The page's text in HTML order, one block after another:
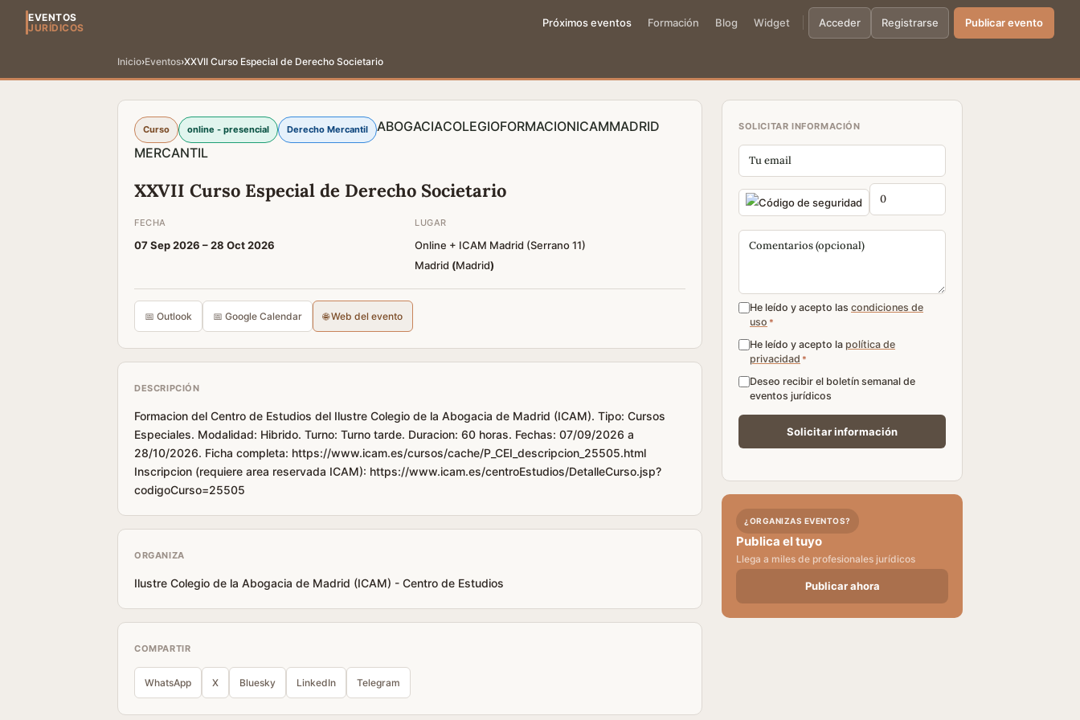
EVENTOS
JURÍDICOS
Próximos eventos Formación Blog Widget Acceder Registrarse Publicar evento
Inicio›Eventos›XXVII Curso Especial de Derecho Societario
Curso online - presencial Derecho Mercantil ABOGACIACOLEGIOFORMACIONICAMMADRID
MERCANTIL
XXVII Curso Especial de Derecho Societario
FECHA
07 Sep 2026 –28 Oct 2026
LUGAR
Online + ICAM Madrid (Serrano 11)
Madrid (Madrid)
📅 Outlook 📅 Google Calendar 🌐 Web del evento
DESCRIPCIÓN
Formacion del Centro de Estudios del Ilustre Colegio de la Abogacia de Madrid (ICAM). Tipo: Cursos
Especiales. Modalidad: Hibrido. Turno: Turno tarde. Duracion: 60 horas. Fechas: 07/09/2026 a
28/10/2026. Ficha completa: https://www.icam.es/cursos/cache/P_CEI_descripcion_25505.html
Inscripcion (requiere area reservada ICAM): https://www.icam.es/centroEstudios/DetalleCurso.jsp?
codigoCurso=25505
ORGANIZA
Ilustre Colegio de la Abogacia de Madrid (ICAM) - Centro de Estudios
COMPARTIR
WhatsApp X Bluesky LinkedIn Telegram
SOLICITAR INFORMACIÓN
He leído y acepto las condiciones de
uso *
He leído y acepto la política de
privacidad *
Deseo recibir el boletín semanal de
eventos jurídicos
¿ORGANIZAS EVENTOS?
Publica el tuyo
Llega a miles de profesionales jurídicos
Publicar ahora